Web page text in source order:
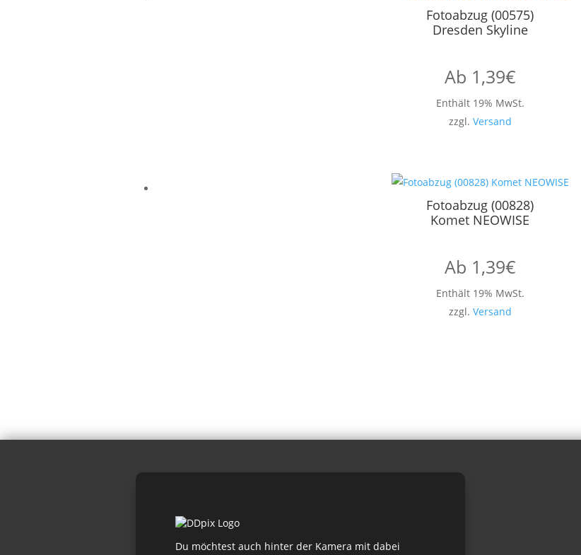
Fotoabzug (00575)
Dresden Skyline
Ab 1,39€
Enthält 19% MwSt.
zzgl. Versand
Fotoabzug (00828)
Komet NEOWISE
Ab 1,39€
Enthält 19% MwSt.
zzgl. Versand
Du möchtest auch hinter der Kamera mit dabei